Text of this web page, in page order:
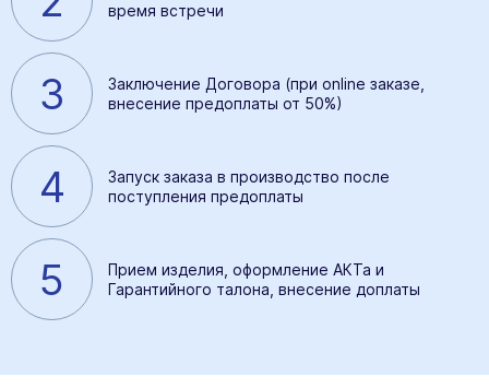
время встречи
3
Заключение Договора (при online заказе,
внесение предоплаты от 50%)
4
Запуск заказа в производство после
поступления предоплаты
5
Прием изделия, оформление АКТа и
Гарантийного талона, внесение доплаты